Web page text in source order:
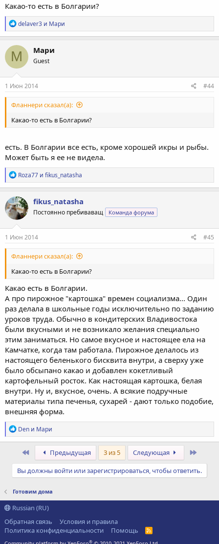
Какао-то есть в Болгарии?
Р
е
а
к
ц
и
и
:
delaver3 и Мари
М Мари
Guest
1 Июн 2014 #44
Фланнери сказал(а):
Какао-то есть в Болгарии?
есть. В Болгарии все есть, кроме хорошей икры и рыбы.
Может быть я ее не видела.
Р
е
а
к
ц
и
и
:
Roza77 и fikus_natasha
fikus_natasha
Постоянно пребиваващ Команда форума
1 Июн 2014 #45
Фланнери сказал(а):
Какао-то есть в Болгарии?
Какао есть в Болгарии.
А про пирожное "картошка" времен социализма... Один
раз делала в школьные годы исключительно по заданию
уроков труда. Обычно в кондитерских Владивостока
были вкусными и не возникало желания специально
этим заниматься. Но самое вкусное и настоящее ела на
Камчатке, когда там работала. Пирожное делалось из
настоящего беленького бисквита внутри, а сверху уже
было обсыпано какао и добавлен кокетливый
картофельный росток. Как настоящая картошка, белая
внутри. Ну и, вкусное, очень. А всякие подручные
материалы типа печенья, сухарей - дают только подобие,
внешняя форма.
Р
е
а
и
и
Den и Мари
ПервыйПредыдущая 3 из 5 Следующая
Вы должны войти или зарегистрироваться, чтобы ответить.
Готовим дома
Russian (RU)
Обратная связь
Условия и правила
Политика конфиденциальности
Помощь
R
®